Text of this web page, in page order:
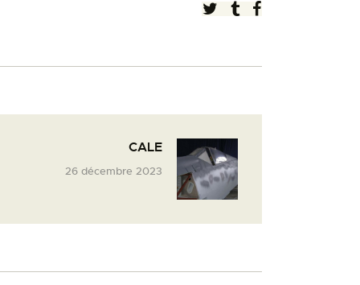
CALE
26 décembre 2023